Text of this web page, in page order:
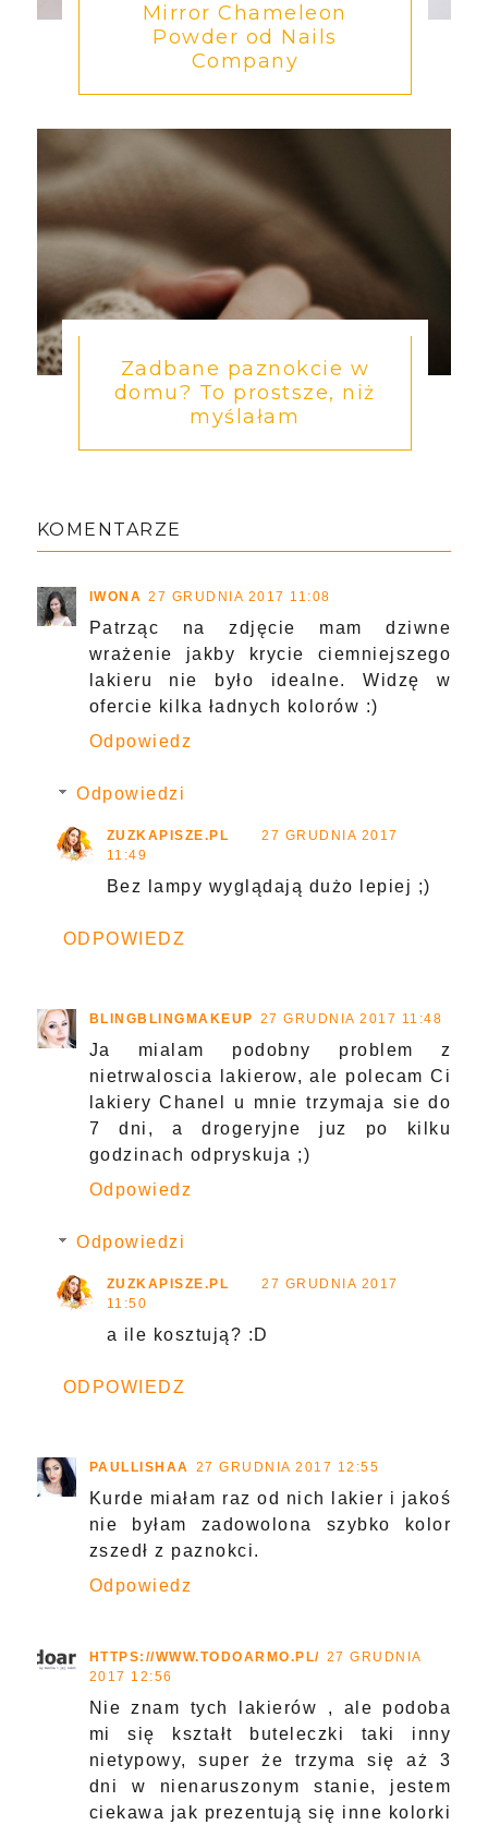
Mirror Chameleon
Powder od Nails
Company
Zadbane paznokcie w
domu? To prostsze, niż
myślałam
KOMENTARZE
IWONA 27 GRUDNIA 2017 11:08
Patrząc na zdjęcie mam dziwne
wrażenie jakby krycie ciemniejszego
lakieru nie było idealne. Widzę w
ofercie kilka ładnych kolorów :)
Odpowiedz
Odpowiedzi
ZUZKAPISZE.PL
27 GRUDNIA 2017
11:49
Bez lampy wyglądają dużo lepiej ;)
ODPOWIEDZ
BLINGBLINGMAKEUP 27 GRUDNIA 2017 11:48
Ja mialam podobny problem z
nietrwaloscia lakierow, ale polecam Ci
lakiery Chanel u mnie trzymaja sie do
7 dni, a drogeryjne juz po kilku
godzinach odpryskuja ;)
Odpowiedz
Odpowiedzi
ZUZKAPISZE.PL
27 GRUDNIA 2017
11:50
a ile kosztują? :D
ODPOWIEDZ
PAULLISHAA 27 GRUDNIA 2017 12:55
Kurde miałam raz od nich lakier i jakoś
nie byłam zadowolona szybko kolor
zszedł z paznokci.
Odpowiedz
HTTPS://WWW.TODOARMO.PL/ 27 GRUDNIA
2017 12:56
Nie znam tych lakierów , ale podoba
mi się kształt buteleczki taki inny
nietypowy, super że trzyma się aż 3
dni w nienaruszonym stanie, jestem
ciekawa jak prezentują się inne kolorki